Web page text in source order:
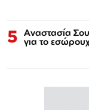
5 Αναστασία
για το